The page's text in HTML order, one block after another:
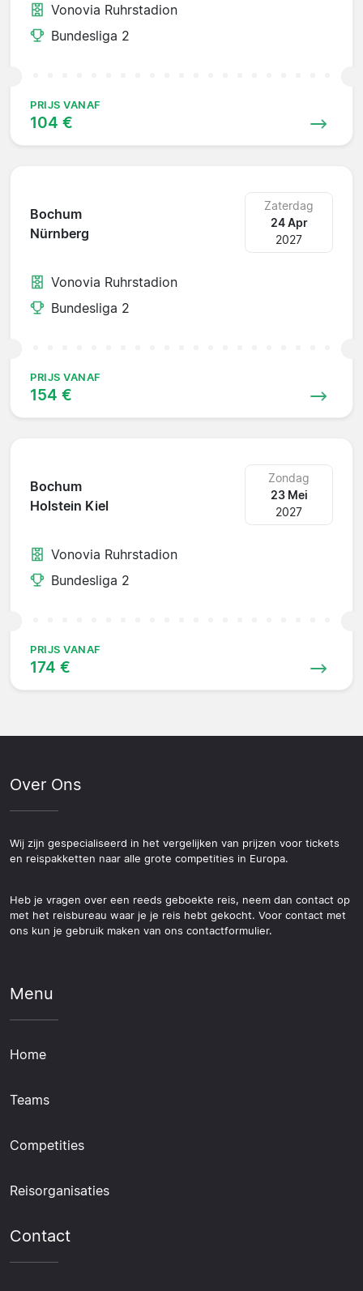
Vonovia Ruhrstadion
Bundesliga 2
PRIJS VANAF
104 €
Bochum
Nürnberg
Zaterdag
24 Apr
2027
Vonovia Ruhrstadion
Bundesliga 2
PRIJS VANAF
154 €
Bochum
Holstein Kiel
Zondag
23 Mei
2027
Vonovia Ruhrstadion
Bundesliga 2
PRIJS VANAF
174 €
Over Ons
Wij zijn gespecialiseerd in het vergelijken van prijzen voor tickets
en reispakketten naar alle grote competities in Europa.
Heb je vragen over een reeds geboekte reis, neem dan contact op
met het reisbureau waar je je reis hebt gekocht. Voor contact met
ons kun je gebruik maken van ons contactformulier.
Menu
Home
Teams
Competities
Reisorganisaties
Contact